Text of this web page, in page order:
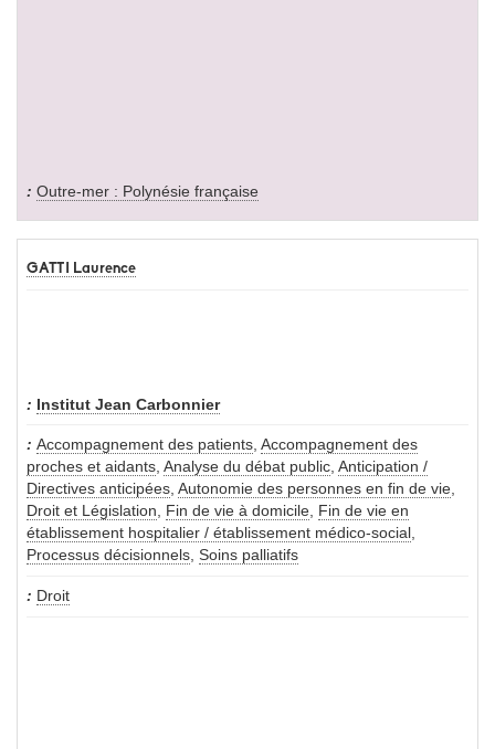
Outre-mer : Polynésie française
GATTI Laurence
Institut Jean Carbonnier
Accompagnement des patients Accompagnement des
proches et aidants Analyse du débat public Anticipation /
Directives anticipées Autonomie des personnes en fin de vie
Droit et Législation
Fin de vie à domicile Fin de vie en
établissement hospitalier / établissement médico-social
Processus décisionnels Soins palliatifs
Droit